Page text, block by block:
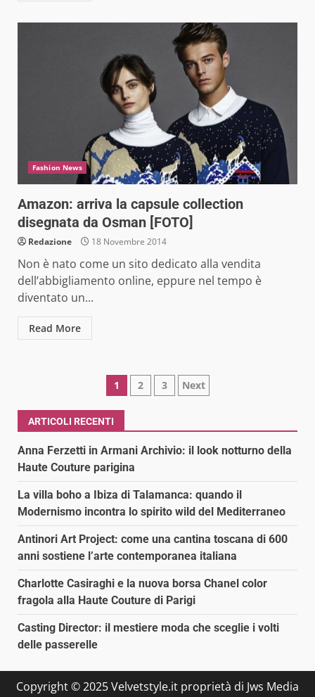
Fashion News
Amazon: arriva la capsule collection
disegnata da Osman [FOTO]
Redazione 18 Novembre 2014
Non è nato come un sito dedicato alla vendita
dell’abbigliamento online, eppure nel tempo è
diventato un...
Read More
Paginazione
degli
articoli
1 2 3 Next
ARTICOLI RECENTI
Anna Ferzetti in Armani Archivio: il look notturno della
Haute Couture parigina
La villa boho a Ibiza di Talamanca: quando il
Modernismo incontra lo spirito wild del Mediterraneo
Antinori Art Project: come una cantina toscana di 600
anni sostiene l’arte contemporanea italiana
Charlotte Casiraghi e la nuova borsa Chanel color
fragola alla Haute Couture di Parigi
Casting Director: il mestiere moda che sceglie i volti
delle passerelle
Copyright © 2025 Velvetstyle.it proprietà di Jws Media